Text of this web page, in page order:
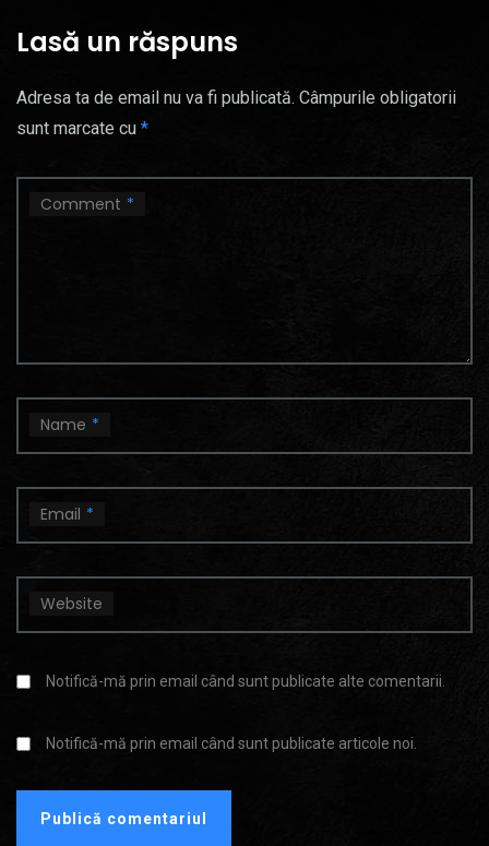
Lasă un răspuns
Adresa ta de email nu va fi publicată. Câmpurile obligatorii
sunt marcate cu *
Comment *
Name *
Email *
Website
Notifică-mă prin email când sunt publicate alte comentarii.
Notifică-mă prin email când sunt publicate articole noi.